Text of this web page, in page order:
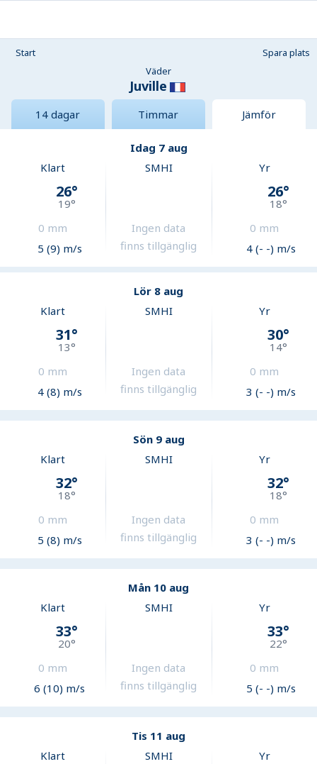
Start
Spara plats
Väder
Juville
14 dagar Timmar Jämför
Idag 7 aug
Klart
26°
19°
0 mm
5 (9) m/s
SMHI
Ingen data
finns tillgänglig
Yr
26°
18°
0 mm
4 (- -) m/s
Lör 8 aug
Klart
31°
13°
0 mm
4 (8) m/s
SMHI
Ingen data
finns tillgänglig
Yr
30°
14°
0 mm
3 (- -) m/s
Sön 9 aug
Klart
32°
18°
0 mm
5 (8) m/s
SMHI
Ingen data
finns tillgänglig
Yr
32°
18°
0 mm
3 (- -) m/s
Mån 10 aug
Klart
33°
20°
0 mm
6 (10) m/s
SMHI
Ingen data
finns tillgänglig
Yr
33°
22°
0 mm
5 (- -) m/s
Tis 11 aug
Klart
SMHI Yr